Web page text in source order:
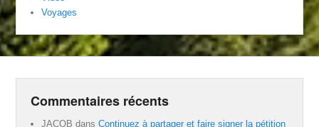
Voyages
Commentaires récents
JACOB dansContinuez à partager et faire signer la pétition